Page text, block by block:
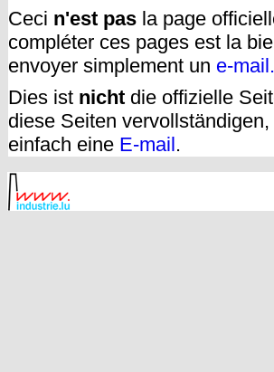
Ceci n'est pas la page
compléter ces pages est la
envoyer simplement un e-mail.
Dies ist nicht die offizielle
diese Seiten
einfach eine E-mail .